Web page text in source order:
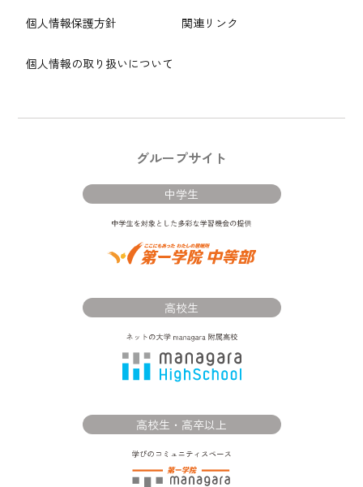
個人情報保護方針
個人情報の取り扱いについて
関連リンク
グループサイト
中学生
高校生
高校生・高卒以上